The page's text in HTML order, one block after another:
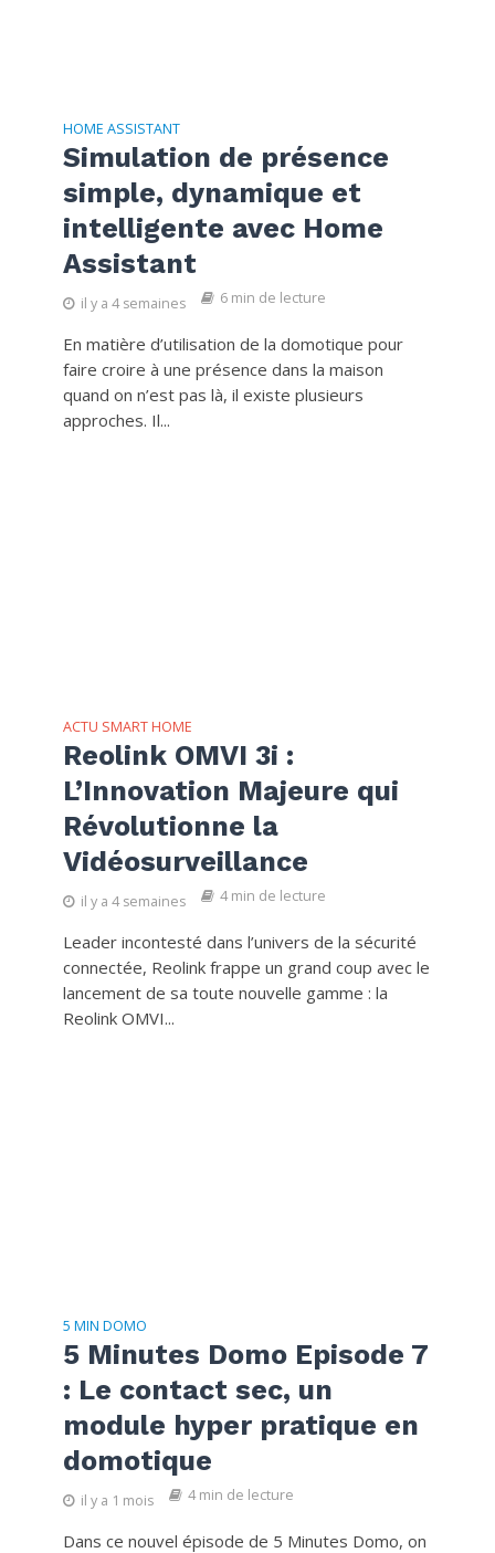
HOME ASSISTANT
Simulation de présence
simple, dynamique et
intelligente avec Home
Assistant
il y a 4 semaines 6 min de lecture
En matière d’utilisation de la domotique pour
faire croire à une présence dans la maison
quand on n’est pas là, il existe plusieurs
approches. Il...
ACTU SMART HOME
Reolink OMVI 3i :
L’Innovation Majeure qui
Révolutionne la
Vidéosurveillance
il y a 4 semaines 4 min de lecture
Leader incontesté dans l’univers de la sécurité
connectée, Reolink frappe un grand coup avec le
lancement de sa toute nouvelle gamme : la
Reolink OMVI...
5 MIN DOMO
5 Minutes Domo Episode 7
: Le contact sec, un
module hyper pratique en
domotique
il y a 1 mois 4 min de lecture
Dans ce nouvel épisode de 5 Minutes Domo, on